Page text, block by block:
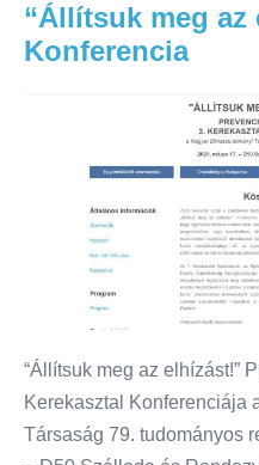
“Állítsuk meg az
Konferencia
“Állítsuk meg az elhízást!”
Kerekasztal Konferenciája
Társaság 79. tudományos